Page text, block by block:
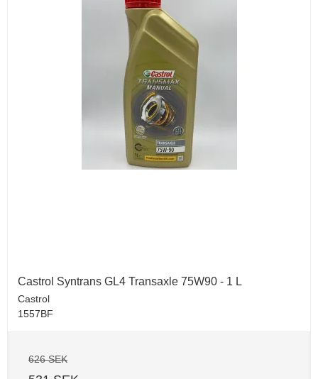
Castrol Syntrans GL4 Transaxle 75W90 - 1 L
Castrol
1557BF
626 SEK